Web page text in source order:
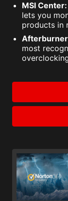
MSI Center:
lets you
products in
Afterburner
most